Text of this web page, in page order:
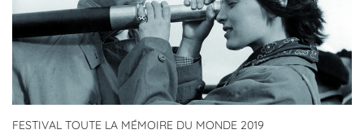
FESTIVAL TOUTE LA MÉMOIRE DU MONDE 2019